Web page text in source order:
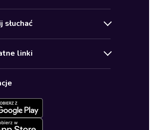
ekonomia
prywatności
zgłaszania nielegalnych treści
dostępności
słuchać
dla firm i bibliotek
linki
do newslettera